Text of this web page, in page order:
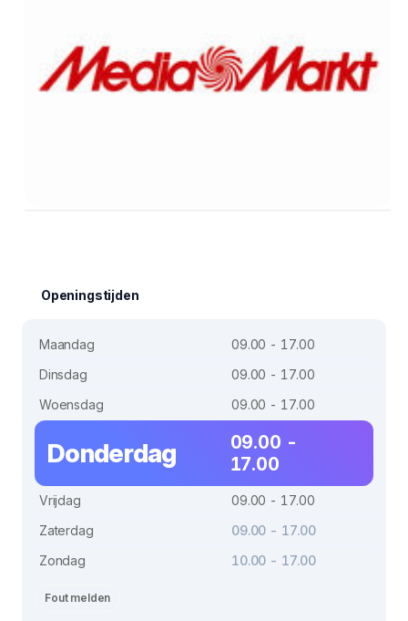
Openingstijden
Maandag
09.00 - 17.00
Dinsdag
09.00 - 17.00
Woensdag
09.00 - 17.00
Donderdag
09.00 -
17.00
Vrijdag
09.00 - 17.00
Zaterdag
09.00 - 17.00
Zondag
10.00 - 17.00
Fout melden